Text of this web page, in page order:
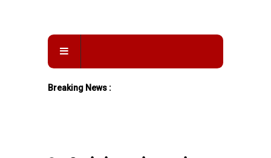
Breaking News :